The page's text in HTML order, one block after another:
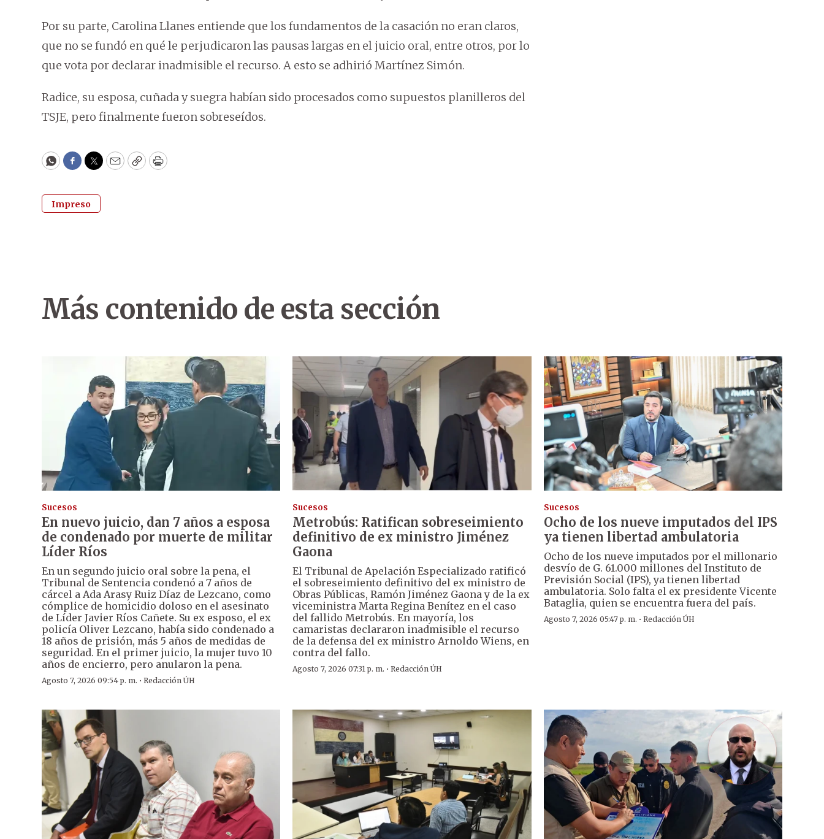
Por su parte, Carolina Llanes entiende que los fundamentos de la casación no eran claros,
que no se fundó en qué le perjudicaron las pausas largas en el juicio oral, entre otros, por lo
que vota por declarar inadmisible el recurso. A esto se adhirió Martínez Simón.
Radice, su esposa, cuñada y suegra habían sido procesados como supuestos planilleros del
TSJE, pero finalmente fueron sobreseídos.
WhatsApp
Facebook
Twitter
EmailCopyPrint
Impreso
Más contenido de esta sección
Sucesos
En nuevo juicio, dan 7 años a esposa
de condenado por muerte de militar
Líder Ríos
En un segundo juicio oral sobre la pena, el
Tribunal de Sentencia condenó a 7 años de
cárcel a Ada Arasy Ruiz Díaz de Lezcano, como
cómplice de homicidio doloso en el asesinato
de Líder Javier Ríos Cañete. Su ex esposo, el ex
policía Oliver Lezcano, había sido condenado a
18 años de prisión, más 5 años de medidas de
seguridad. En el primer juicio, la mujer tuvo 10
años de encierro, pero anularon la pena.
Agosto 7, 2026 09:54 p. m. · Redacción ÚH
Sucesos
Metrobús: Ratifican sobreseimiento
definitivo de ex ministro Jiménez
Gaona
El Tribunal de Apelación Especializado ratificó
el sobreseimiento definitivo del ex ministro de
Obras Públicas, Ramón Jiménez Gaona y de la ex
viceministra Marta Regina Benítez en el caso
del fallido Metrobús. En mayoría, los
camaristas declararon inadmisible el recurso
de la defensa del ex ministro Arnoldo Wiens, en
contra del fallo.
Agosto 7, 2026 07:31 p. m. ·Redacción ÚH
Sucesos
Ocho de los nueve imputados del IPS
ya tienen libertad ambulatoria
Ocho de los nueve imputados por el millonario
desvío de G. 61.000 millones del Instituto de
Previsión Social (IPS), ya tienen libertad
ambulatoria. Solo falta el ex presidente Vicente
Bataglia, quien se encuentra fuera del país.
Agosto 7, 2026 05:47 p. m. · Redacción ÚH